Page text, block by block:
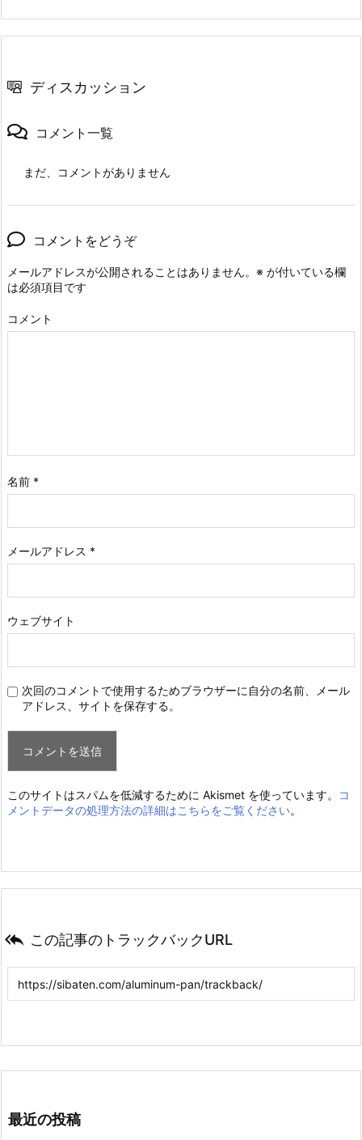
ディスカッション
コメント一覧
まだ、コメントがありません
コメントをどうぞ
メールアドレスが公開されることはありません。 ※ が付いている欄
は必須項目です
コメント
名前 *
メールアドレス *
ウェブサイト
次回のコメントで使用するためブラウザーに自分の名前、メール
アドレス、サイトを保存する。
このサイトはスパムを低減するために Akismet を使っています。
コ
メントデータの処理方法の詳細はこちらをご覧ください。
 この記事のトラックバックURL
最近の投稿